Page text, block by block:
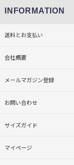
INFORMATION
送料とお支払い
会社概要
メールマガジン登録
お問い合わせ
サイズガイド
マイページ